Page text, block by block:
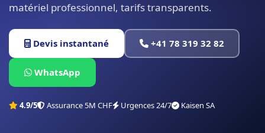
matériel professionnel, tarifs transparents.
Devis instantané +41 78 319 32 82
WhatsApp
4.9/5 Assurance 5M CHF Urgences 24/7 Kaisen SA